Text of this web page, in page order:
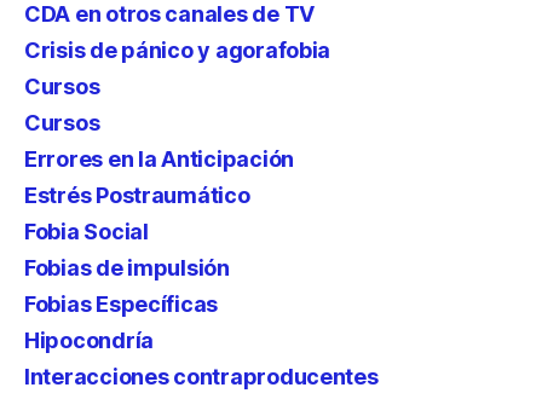
CDA en otros canales de TV
Crisis de pánico y agorafobia
Cursos
Cursos
Errores en la Anticipación
Estrés Postraumático
Fobia Social
Fobias de impulsión
Fobias Específicas
Hipocondría
Interacciones contraproducentes